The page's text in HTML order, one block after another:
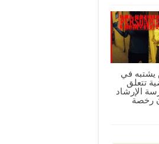
في
تتعلق
الإرشاد
رخصة